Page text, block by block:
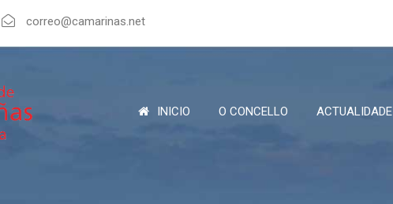
correo@camarinas.net
INICIO O CONCELLO ACTUALIDADE